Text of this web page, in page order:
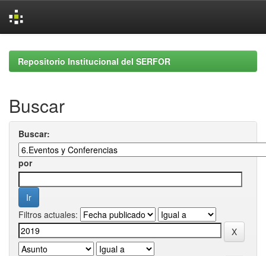
navigationRepositorio Institucional del SERFOR
Buscar
Buscar:
por
Filtros actuales: